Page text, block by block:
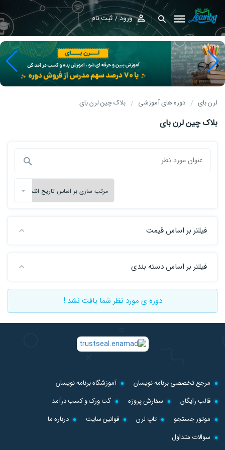
ورود ثبت نام
لرن بای دوره های آموزشی بلاک چین لرن بای
بلاک چین لرن بای
فیلتر بر اساس قیمت
فیلتر بر اساس دسته بندی
دوره ی مورد نظر شما یافت نشد !
مرجع تخصصی برنامه نویسان
آموزشگاه برنامه نویسان
قالب رایگان
سفارش پروژه
گت ورک و کسب درآمد
موتور جستجو
تاپ لرن قوانین سایت
درباره ما
سوالات متداول